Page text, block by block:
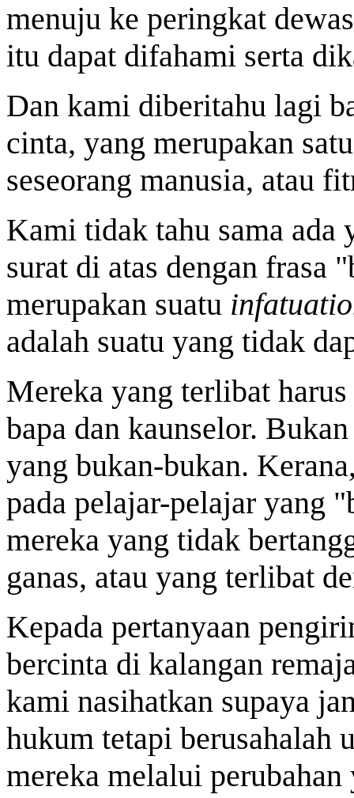
menuju ke peringkat
itu dapat difahami serta
Dan kami diberitahu lagi
cinta, yang merupakan
seseorang manusia, atau
Kami tidak tahu sama ada
surat di atas dengan frasa
merupakan suatu
adalah suatu yang tidak
Mereka yang terlibat
bapa dan kaunselor.
yang bukan-bukan.
pada pelajar-pelajar yang
mereka yang tidak
ganas, atau yang terlibat
Kepada pertanyaan
bercinta di kalangan
kami nasihatkan supaya
hukum tetapi berusahalah
mereka melalui